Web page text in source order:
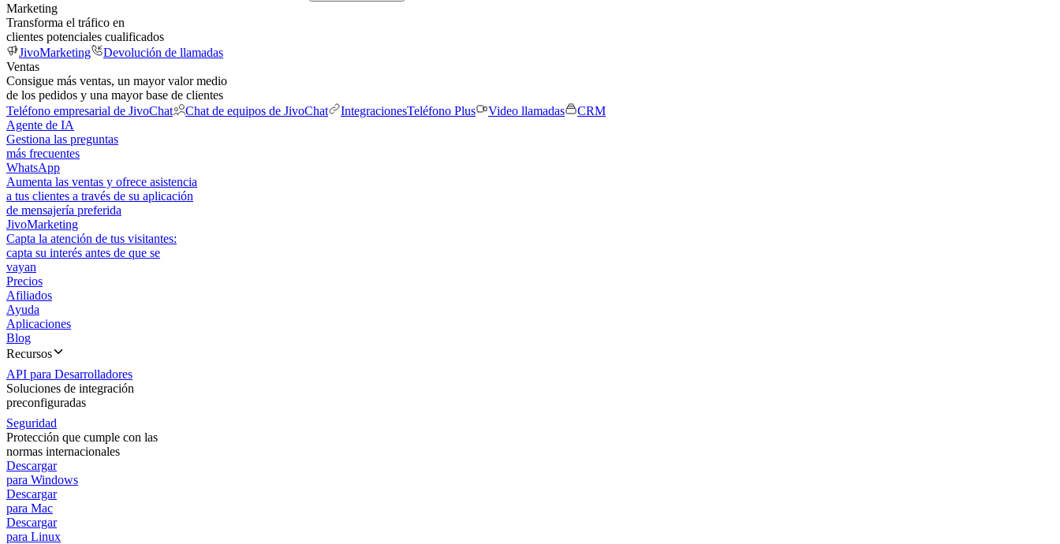
Marketing
Transforma el tráfico en
clientes potenciales cualificados
JivoMarketing
Devolución de llamadas
Ventas
Consigue más ventas, un mayor valor medio
de los pedidos y una mayor base de clientes
Teléfono empresarial de JivoChat
Chat de equipos de JivoChat IntegracionesTeléfono Plus Video llamadas
CRM
Agente de IA
Gestiona las preguntas
más frecuentes
WhatsApp
Aumenta las ventas y ofrece asistencia
a tus clientes a través de su aplicación
de mensajería preferida
JivoMarketing
Capta la atención de tus visitantes:
capta su interés antes de que se
vayan
Precios
Afiliados
Ayuda
Aplicaciones
Blog
Recursos
API para Desarrolladores
Soluciones de integración
preconfiguradas
Seguridad
Protección que cumple con las
normas internacionales
Descargar
para Windows
Descargar
para Mac
Descargar
para Linux